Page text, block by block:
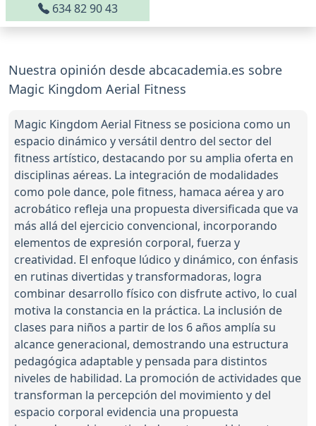
634 82 90 43
Nuestra opinión desde abcacademia.es sobre
Magic Kingdom Aerial Fitness
Magic Kingdom Aerial Fitness se posiciona como un
espacio dinámico y versátil dentro del sector del
fitness artístico, destacando por su amplia oferta en
disciplinas aéreas. La integración de modalidades
como pole dance, pole fitness, hamaca aérea y aro
acrobático refleja una propuesta diversificada que va
más allá del ejercicio convencional, incorporando
elementos de expresión corporal, fuerza y
creatividad. El enfoque lúdico y dinámico, con énfasis
en rutinas divertidas y transformadoras, logra
combinar desarrollo físico con disfrute activo, lo cual
motiva la constancia en la práctica. La inclusión de
clases para niños a partir de los 6 años amplía su
alcance generacional, demostrando una estructura
pedagógica adaptable y pensada para distintos
niveles de habilidad. La promoción de actividades que
transforman la percepción del movimiento y del
espacio corporal evidencia una propuesta